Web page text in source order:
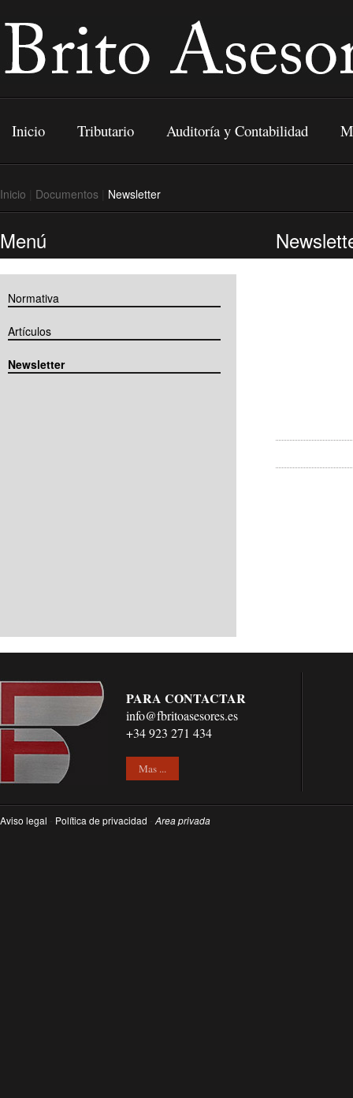
Inicio Tributario Auditoría y Contabilidad
Inicio Documentos Newsletter
Menú
Normativa
Artículos
Newsletter
PARA CONTACTAR
info@fbritoasesores.es
+34 923 271 434
Mas ...
Aviso legal Política de privacidad Area privada